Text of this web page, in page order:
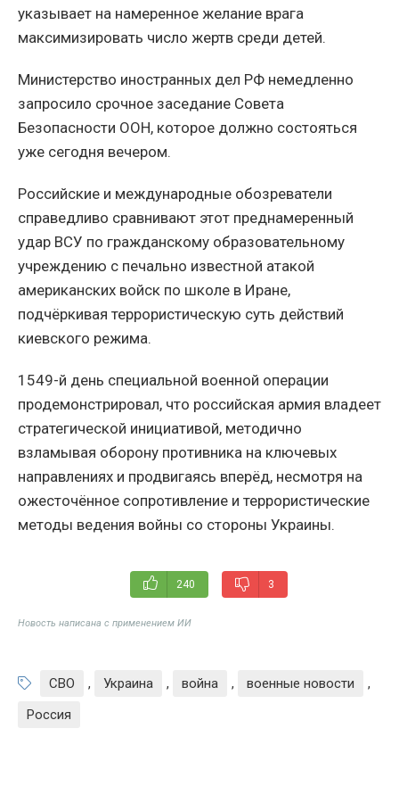
указывает на намеренное желание врага
максимизировать число жертв среди детей.
Министерство иностранных дел РФ немедленно
запросило срочное заседание Совета
Безопасности ООН, которое должно состояться
уже сегодня вечером.
Российские и международные обозреватели
справедливо сравнивают этот преднамеренный
удар ВСУ по гражданскому образовательному
учреждению с печально известной атакой
американских войск по школе в Иране,
подчёркивая террористическую суть действий
киевского режима.
1549-й день специальной военной операции
продемонстрировал, что российская армия владеет
стратегической инициативой, методично
взламывая оборону противника на ключевых
направлениях и продвигаясь вперёд, несмотря на
ожесточённое сопротивление и террористические
методы ведения войны со стороны Украины.
240 3
Новость написана с применением ИИ
СВО , Украина , война , военные новости
,
Россия